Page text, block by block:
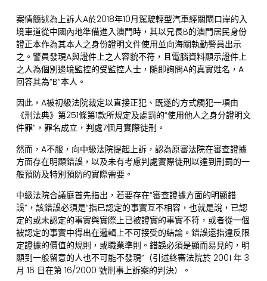
案情簡述為上訴人A於2018年10月駕駛輕型汽車經關閘口岸的入
境車道從中國內地準備進入澳門時，其以兄長B的澳門居民身份
證正本作為其本人之身份證明文件使用並向海關執勤警員出示
之。警員發現A與證件上之人容貌不符，且電腦資料顯示證件上
之人為個別邊境監控的受監控人士，隨即詢問A的真實姓名，A
回答其為“B”本人。
因此，A被初級法院裁定以直接正犯、既遂的方式觸犯一項由
《刑法典》第251條第1款所規定及處罰的“使用他人之身分證明文
件罪”，罪名成立，判處7個月實際徒刑。
然而，A不服，向中級法院提起上訴，認為原審法院在審查證據
方面存在明顯錯誤，以及未有考慮判處實際徒刑以達到刑罰的一
般預防及特別預防的實際需要。
中級法院合議庭首先指出，若要存在“審查證據方面的明顯錯
誤”，該錯誤必須是“指已認定的事實互不相容，也就是說，已認
定的或未認定的事實與實際上已被證實的事實不符，或者從一個
被認定的事實中得出在邏輯上不可接受的結論。錯誤還指違反限
定證據的價值的規則，或職業準則。錯誤必須是顯而易見的，明
顯到一般留意的人也不可能不發現”（引述終審法院於 2001 年 3
月 16 日在第 16/2000 號刑事上訴案的判決）。